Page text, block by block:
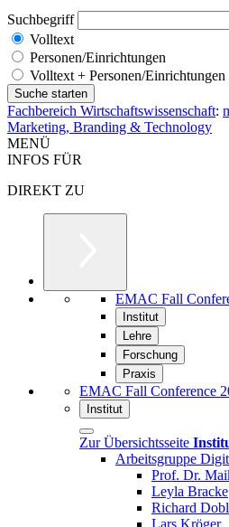
Suchbegriff
Volltext
Personen/Einrichtungen
Volltext + Personen/Einrichtungen
Fachbereich Wirtschaftswissenschaft:
Marketing, Branding & Technology
MENÜ
INFOS FÜR
DIREKT ZU
EMAC Fall
Institut
Lehre
Forschung
Praxis
EMAC Fall Conference
Institut
Zur Übersichtsseite
Arbeitsgruppe
Prof. Dr.
Leyla Bracke
Richard
Lars Kröger